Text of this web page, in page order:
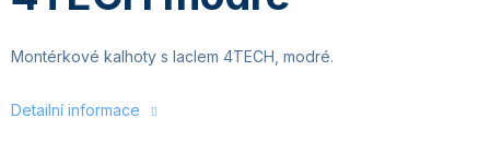
Montérkové kalhoty s laclem 4TECH, modré.
Detailní informace